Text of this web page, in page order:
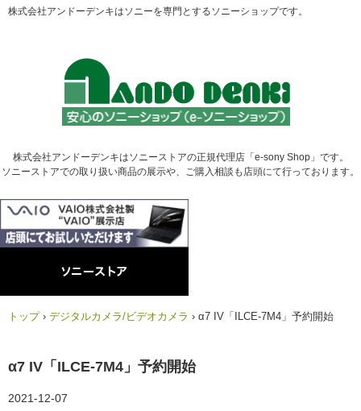
株式会社アンドーデンキはソニーを専門とするソニーショップです。
株式会社アンドーデンキはソニーストアの正規代理店「e-sony Shop」です。
ソニーストアでの取り扱い商品の展示や、ご購入相談も店頭にて行っております。
トップ › デジタルカメラ/ビデオカメラ › α7 IV「ILCE-7M4」予約開始
α7 IV「ILCE-7M4」予約開始
2021-12-07